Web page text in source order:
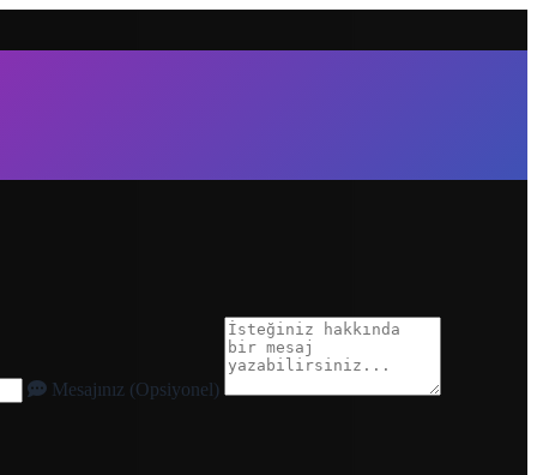
Mesajınız (Opsiyonel)